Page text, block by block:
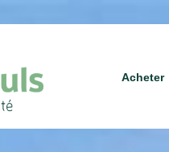
Acheter